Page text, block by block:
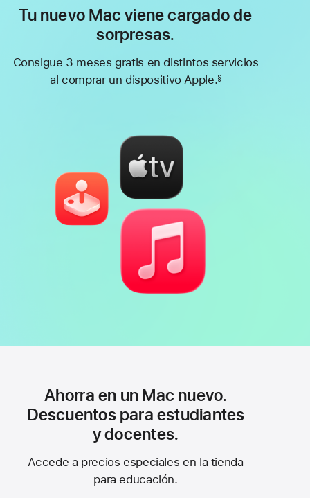
Tu nuevo Mac viene cargado de
sorpresas.
Consigue 3 meses gratis en distintos servicios
al comprar un dispositivo Apple.§
Ahorra en un Mac nuevo.
Descuentos para estudiantes
y docentes.
Accede a precios especiales en la tienda
para educación.